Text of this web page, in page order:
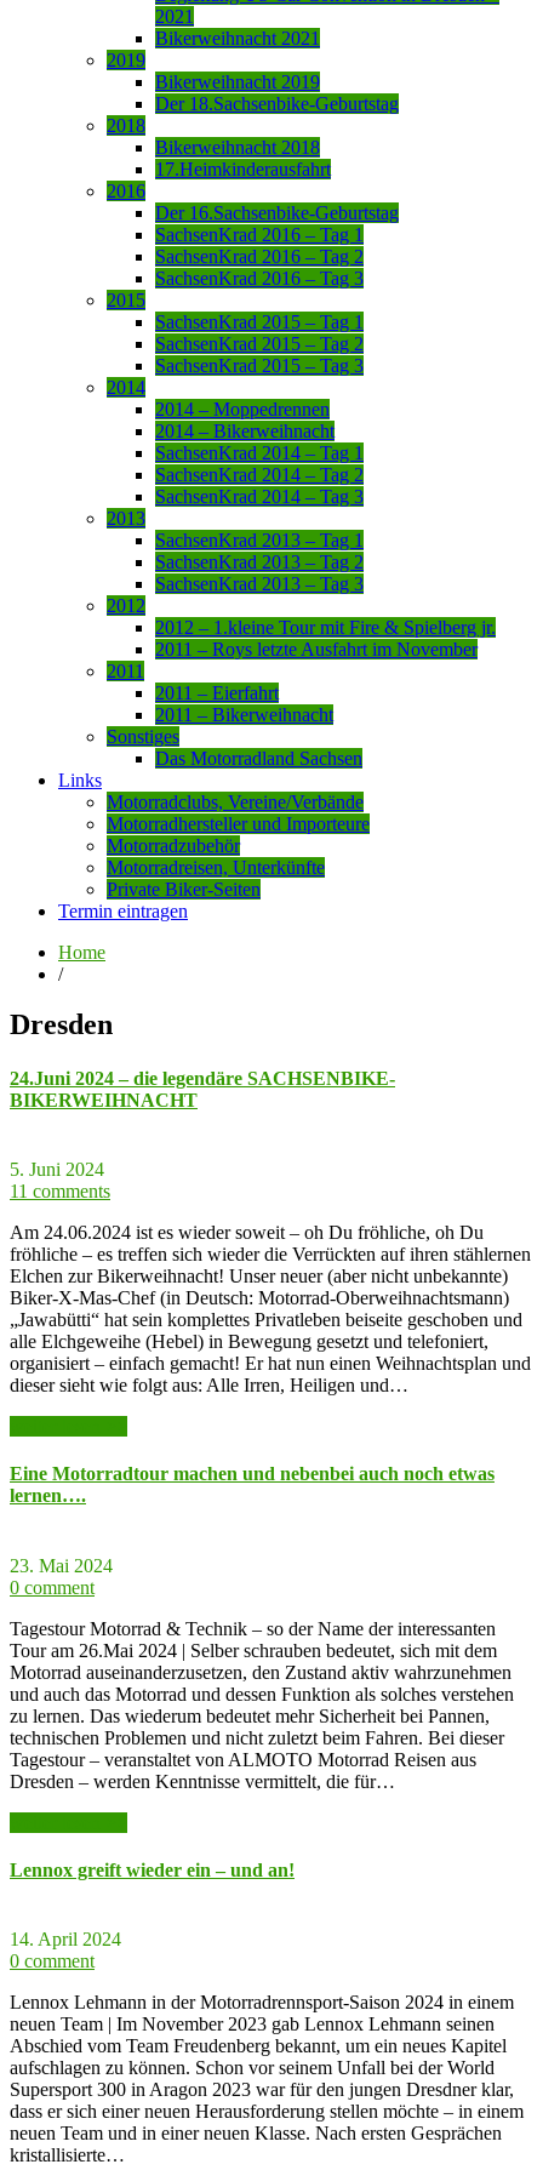
2021
Bikerweihnacht 2021
2019
Bikerweihnacht 2019
Der 18.Sachsenbike-Geburtstag
2018
Bikerweihnacht 2018
17.Heimkinderausfahrt
2016
Der 16.Sachsenbike-Geburtstag
SachsenKrad 2016 – Tag 1
SachsenKrad 2016 – Tag 2
SachsenKrad 2016 – Tag 3
2015
SachsenKrad 2015 – Tag 1
SachsenKrad 2015 – Tag 2
SachsenKrad 2015 – Tag 3
2014
2014 – Moppedrennen
2014 – Bikerweihnacht
SachsenKrad 2014 – Tag 1
SachsenKrad 2014 – Tag 2
SachsenKrad 2014 – Tag 3
2013
SachsenKrad 2013 – Tag 1
SachsenKrad 2013 – Tag 2
SachsenKrad 2013 – Tag 3
2012
2012 – 1.kleine Tour mit Fire & Spielberg jr.
2011 – Roys letzte Ausfahrt im November
2011
2011 – Eierfahrt
2011 – Bikerweihnacht
Sonstiges
Das Motorradland Sachsen
Links
Motorradclubs, Vereine/Verbände
Motorradhersteller und Importeure
Motorradzubehör
Motorradreisen, Unterkünfte
Private Biker-Seiten
Termin eintragen
Home
/
Dresden
24.Juni 2024 – die legendäre SACHSENBIKE-
BIKERWEIHNACHT
5. Juni 2024
11 comments
Am 24.06.2024 ist es wieder soweit – oh Du fröhliche, oh Du
fröhliche – es treffen sich wieder die Verrückten auf ihren stählernen
Elchen zur Bikerweihnacht! Unser neuer (aber nicht unbekannte)
Biker-X-Mas-Chef (in Deutsch: Motorrad-Oberweihnachtsmann)
„Jawabütti“ hat sein komplettes Privatleben beiseite geschoben und
alle Elchgeweihe (Hebel) in Bewegung gesetzt und telefoniert,
organisiert – einfach gemacht! Er hat nun einen Weihnachtsplan und
dieser sieht wie folgt aus: Alle Irren, Heiligen und…
Eine Motorradtour machen und nebenbei auch noch etwas
lernen….
23. Mai 2024
0 comment
Tagestour Motorrad & Technik – so der Name der interessanten
Tour am 26.Mai 2024 | Selber schrauben bedeutet, sich mit dem
Motorrad auseinanderzusetzen, den Zustand aktiv wahrzunehmen
und auch das Motorrad und dessen Funktion als solches verstehen
zu lernen. Das wiederum bedeutet mehr Sicherheit bei Pannen,
technischen Problemen und nicht zuletzt beim Fahren. Bei dieser
Tagestour – veranstaltet von ALMOTO Motorrad Reisen aus
Dresden – werden Kenntnisse vermittelt, die für…
Lennox greift wieder ein – und an!
14. April 2024
0 comment
Lennox Lehmann in der Motorradrennsport-Saison 2024 in einem
neuen Team | Im November 2023 gab Lennox Lehmann seinen
Abschied vom Team Freudenberg bekannt, um ein neues Kapitel
aufschlagen zu können. Schon vor seinem Unfall bei der World
Supersport 300 in Aragon 2023 war für den jungen Dresdner klar,
dass er sich einer neuen Herausforderung stellen möchte – in einem
neuen Team und in einer neuen Klasse. Nach ersten Gesprächen
kristallisierte…